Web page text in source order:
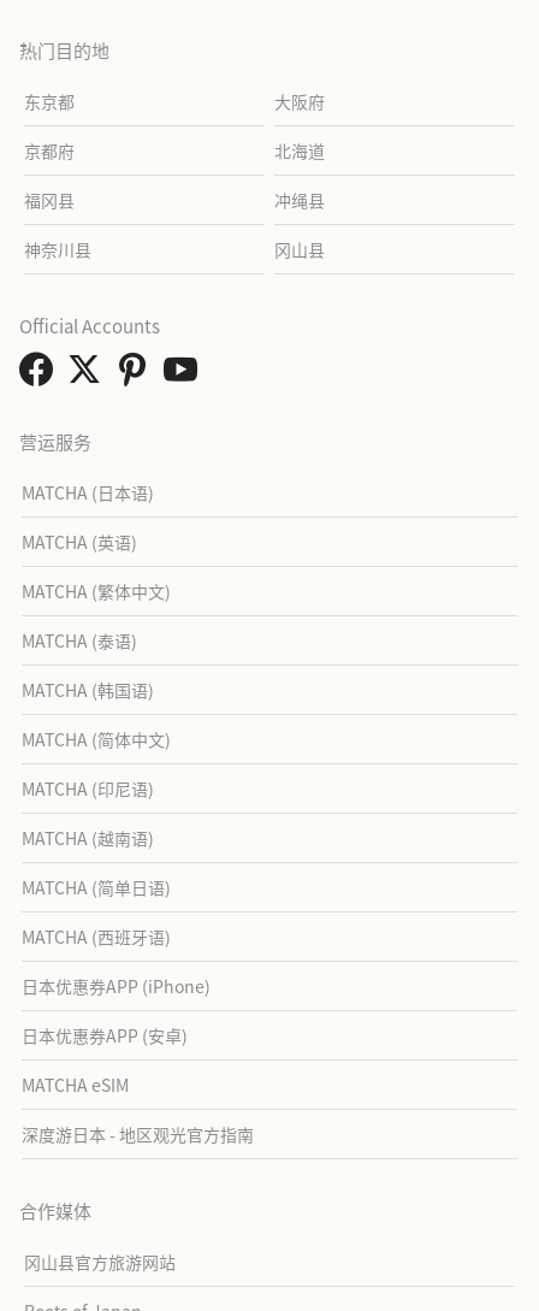
热门目的地
东京都 大阪府
京都府 北海道
福冈县 冲绳县
神奈川县 冈山县
营运服务
MATCHA (日本语)
MATCHA (英语)
MATCHA (繁体中文)
MATCHA (泰语)
MATCHA (韩国语)
MATCHA (简体中文)
MATCHA (印尼语)
MATCHA (越南语)
MATCHA (简单日语)
MATCHA (西班牙语)
日本优惠券APP (iPhone)
日本优惠券APP (安卓)
MATCHA eSIM
深度游日本 - 地区观光官方指南
合作媒体
冈山县官方旅游网站
Official Accounts